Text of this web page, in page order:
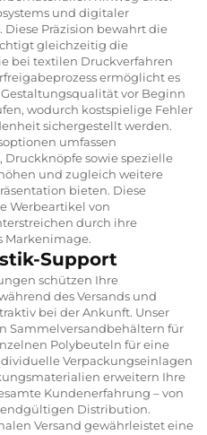
und digitaler
Präzision bewahrt die
gleichzeitig die
bei textilen Druckverfahren
ermöglicht es
vor Beginn
wodurch kostspielige Fehler
sichergestellt werden.
umfassen
Druckknöpfe sowie spezielle
und zugleich weitere
bieten. Diese
Werbeartikel von
durch ihre
Markenimage.
Support
schützen Ihre
des Versands und
bei der Ankunft. Unser
Sammelversandbehältern für
Polybeuteln für eine
Verpackungseinlagen
erweitern Ihre
Kundenerfahrung – von
Distribution.
Versand gewährleistet eine